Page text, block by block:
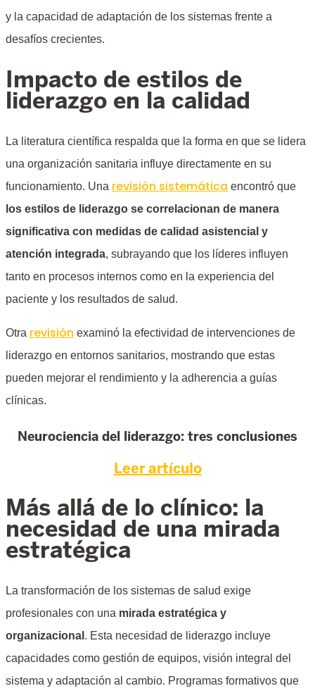
y la capacidad de adaptación de los sistemas frente a
desafíos crecientes.
Impacto de estilos de
liderazgo en la calidad
La literatura científica respalda que la forma en que se lidera
una organización sanitaria influye directamente en su
funcionamiento. Una revisión sistemática encontró que
los estilos de liderazgo se correlacionan de manera
significativa con medidas de calidad asistencial y
atención integrada, subrayando que los líderes influyen
tanto en procesos internos como en la experiencia del
paciente y los resultados de salud.
Otra revisión examinó la efectividad de intervenciones de
liderazgo en entornos sanitarios, mostrando que estas
pueden mejorar el rendimiento y la adherencia a guías
clínicas.
Neurociencia del liderazgo: tres conclusiones
Leer artículo
Más allá de lo clínico: la
necesidad de una mirada
estratégica
La transformación de los sistemas de salud exige
profesionales con una mirada estratégica y
organizacional . Esta necesidad de liderazgo incluye
capacidades como gestión de equipos, visión integral del
sistema y adaptación al cambio. Programas formativos que